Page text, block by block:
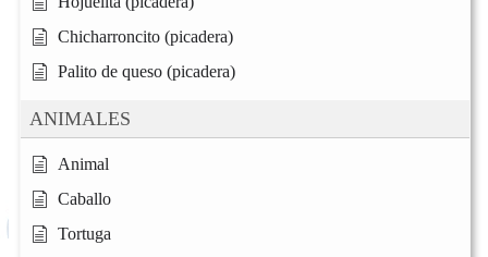
Chicharroncito (picadera)
Palito de queso (picadera)
ANIMALES
Animal
Caballo
Tortuga